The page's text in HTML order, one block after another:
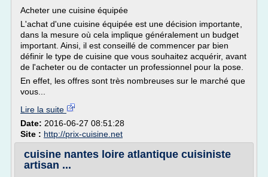
Acheter une cuisine équipée
L'achat d'une cuisine équipée est une décision importante,
dans la mesure où cela implique généralement un budget
important. Ainsi, il est conseillé de commencer par bien
définir le type de cuisine que vous souhaitez acquérir, avant
de l'acheter ou de contacter un professionnel pour la pose.
En effet, les offres sont très nombreuses sur le marché que
vous...
Lire la suite
Date: 2016-06-27 08:51:28
Site : http://prix-cuisine.net
cuisine nantes loire atlantique cuisiniste
artisan ...